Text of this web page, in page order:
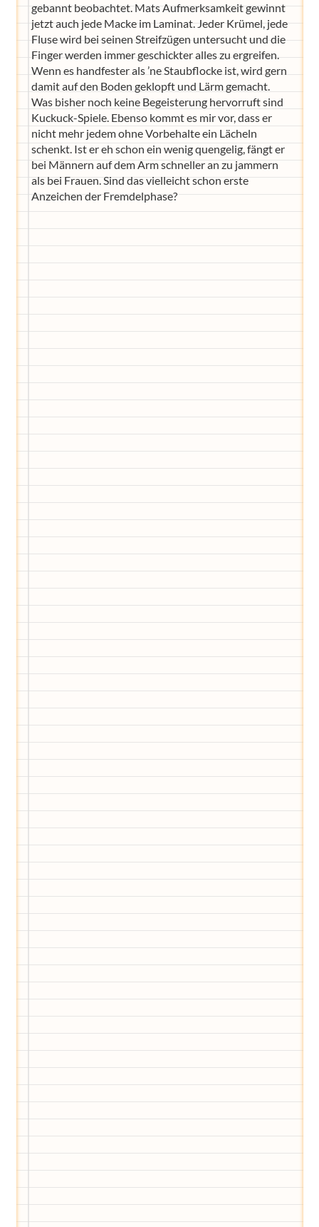
gebannt beobachtet. Mats Aufmerksamkeit gewinnt
jetzt auch jede Macke im Laminat. Jeder Krümel, jede
Fluse wird bei seinen Streifzügen untersucht und die
Finger werden immer geschickter alles zu ergreifen.
Wenn es handfester als ’ne Staubflocke ist, wird gern
damit auf den Boden geklopft und Lärm gemacht.
Was bisher noch keine Begeisterung hervorruft sind
Kuckuck-Spiele. Ebenso kommt es mir vor, dass er
nicht mehr jedem ohne Vorbehalte ein Lächeln
schenkt. Ist er eh schon ein wenig quengelig, fängt er
bei Männern auf dem Arm schneller an zu jammern
als bei Frauen. Sind das vielleicht schon erste
Anzeichen der Fremdelphase?